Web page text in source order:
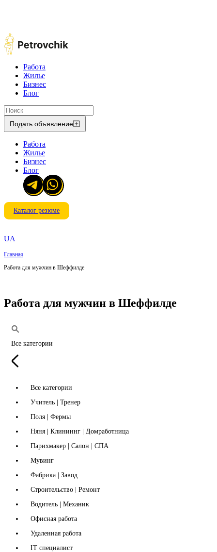
Работа
Жилье
Бизнес
Блог
Подать объявление
Работа
Жилье
Бизнес
Блог
Каталог резюме
UA
Главная
Работа для мужчин в Шеффилде
Работа для мужчин в Шеффилде
Все категории
Все категории
Учитель | Тренер
Поля | Фермы
Няня | Клининнг | Домработница
Парихмакер | Салон | СПА
Мувинг
Фабрика | Завод
Строительство | Ремонт
Водитель | Механик
Офисная работа
Удаленная работа
IT специалист